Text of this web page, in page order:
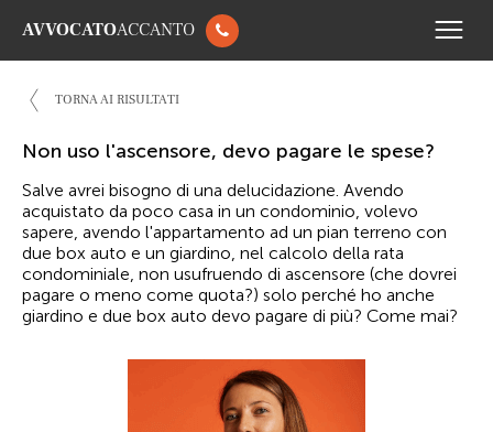
AVVOCATOACCANTO
TORNA AI RISULTATI
Non uso l'ascensore, devo pagare le spese?
Salve avrei bisogno di una delucidazione. Avendo
acquistato da poco casa in un condominio, volevo
sapere, avendo l'appartamento ad un pian terreno con
due box auto e un giardino, nel calcolo della rata
condominiale, non usufruendo di ascensore (che dovrei
pagare o meno come quota?) solo perché ho anche
giardino e due box auto devo pagare di più? Come mai?